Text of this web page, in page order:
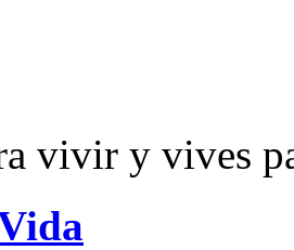
vivir y vives